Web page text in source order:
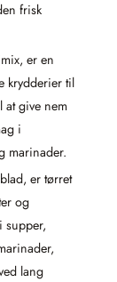
frisk
er en
krydderier til
at give nem
i
marinader.
er tørret
og
supper,
lang